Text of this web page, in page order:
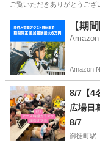
ご覧いただきありがとうご
渋谷駅
【期
Amazon
8/7【4
広場日
8/7
御徒町駅